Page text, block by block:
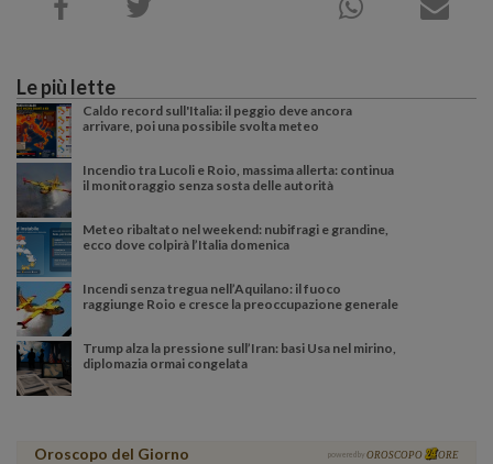
Le più lette
Caldo record sull'Italia: il peggio deve ancora
arrivare, poi una possibile svolta meteo
Incendio tra Lucoli e Roio, massima allerta: continua
il monitoraggio senza sosta delle autorità
Meteo ribaltato nel weekend: nubifragi e grandine,
ecco dove colpirà l’Italia domenica
Incendi senza tregua nell’Aquilano: il fuoco
raggiunge Roio e cresce la preoccupazione generale
Trump alza la pressione sull’Iran: basi Usa nel mirino,
diplomazia ormai congelata
Oroscopo del Giorno powered by OROSCOPO ORE